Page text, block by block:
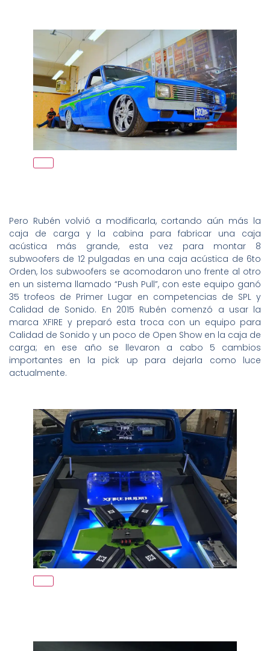
Pero Rubén volvió a modificarla, cortando aún más la
caja de carga y la cabina para fabricar una caja
acústica más grande, esta vez para montar 8
subwoofers de 12 pulgadas en una caja acústica de 6to
Orden, los subwoofers se acomodaron uno frente al otro
en un sistema llamado “Push Pull”, con este equipo ganó
35 trofeos de Primer Lugar en competencias de SPL y
Calidad de Sonido. En 2015 Rubén comenzó a usar la
marca XFIRE y preparó esta troca con un equipo para
Calidad de Sonido y un poco de Open Show en la caja de
carga; en ese año se llevaron a cabo 5 cambios
importantes en la pick up para dejarla como luce
actualmente.